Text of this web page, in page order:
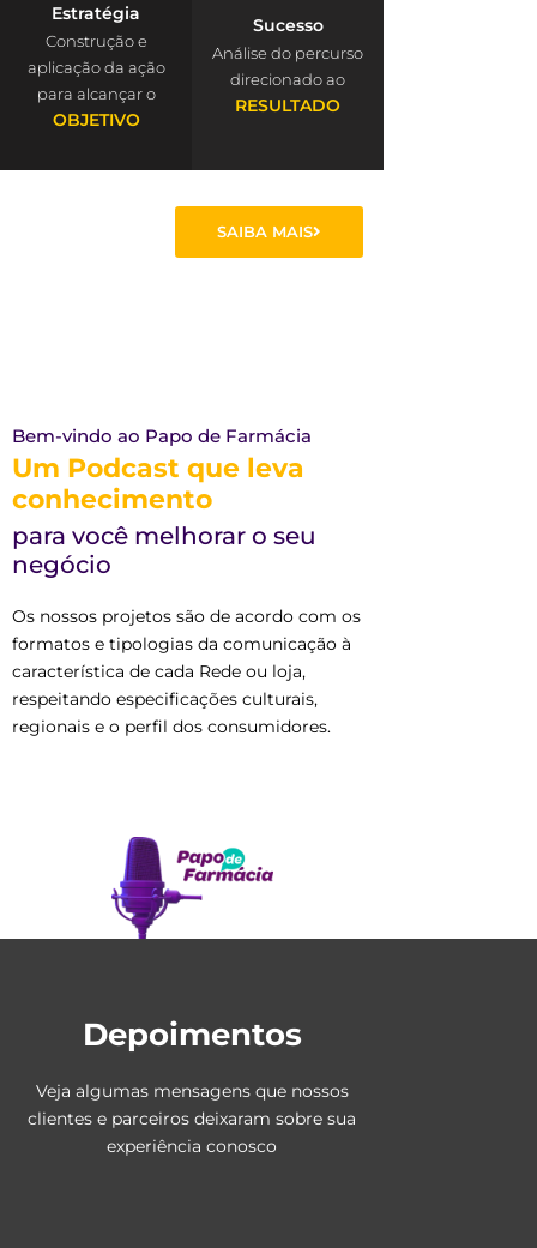
Estratégia
Construção e
aplicação da ação
para alcançar o
OBJETIVO
Sucesso
Análise do percurso
direcionado ao
RESULTADO
SAIBA MAIS
Bem-vindo ao Papo de Farmácia
Um Podcast que leva
conhecimento
para você melhorar o seu
negócio
Os nossos projetos são de acordo com os
formatos e tipologias da comunicação à
característica de cada Rede ou loja,
respeitando especificações culturais,
regionais e o perfil dos consumidores.
Depoimentos
Veja algumas mensagens que nossos
clientes e parceiros deixaram sobre sua
experiência conosco